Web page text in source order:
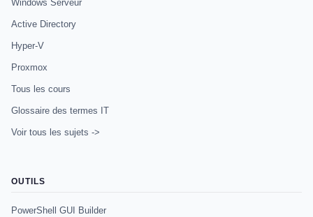
Windows Serveur
Active Directory
Hyper-V
Proxmox
Tous les cours
Glossaire des termes IT
Voir tous les sujets ->
OUTILS
PowerShell GUI Builder